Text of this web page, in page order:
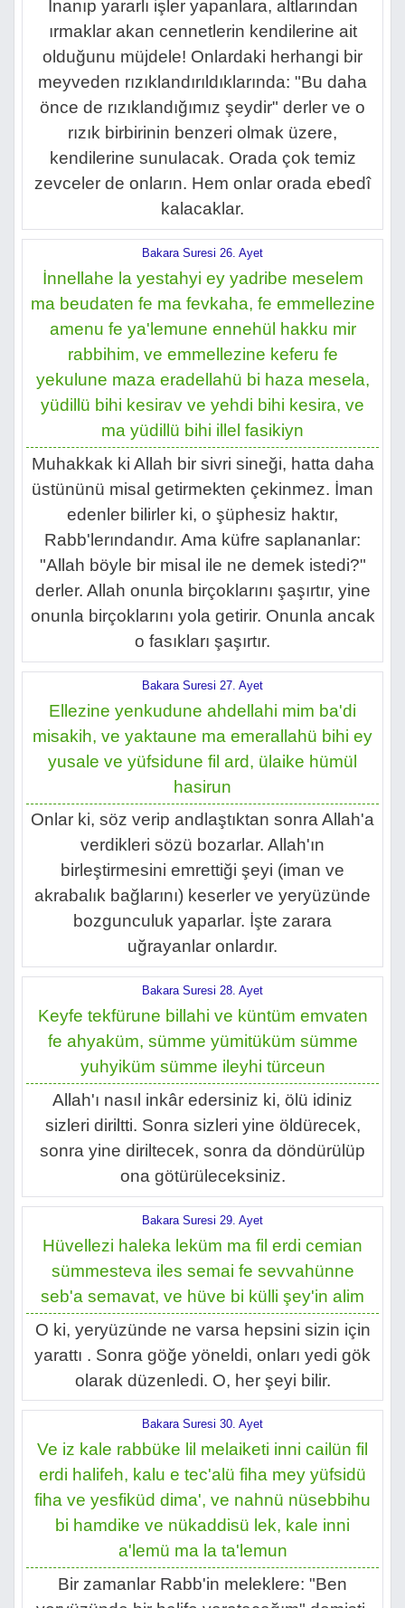
İnanıp yararlı işler yapanlara, altlarından
ırmaklar akan cennetlerin kendilerine ait
olduğunu müjdele! Onlardaki herhangi bir
meyveden rızıklandırıldıklarında: "Bu daha
önce de rızıklandığımız şeydir" derler ve o
rızık birbirinin benzeri olmak üzere,
kendilerine sunulacak. Orada çok temiz
zevceler de onların. Hem onlar orada ebedî
kalacaklar.
Bakara Suresi 26. Ayet
İnnellahe la yestahyi ey yadribe meselem
ma beudaten fe ma fevkaha, fe emmellezine
amenu fe ya'lemune ennehül hakku mir
rabbihim, ve emmellezine keferu fe
yekulune maza eradellahü bi haza mesela,
yüdillü bihi kesirav ve yehdi bihi kesira, ve
ma yüdillü bihi illel fasikiyn
Muhakkak ki Allah bir sivri sineği, hatta daha
üstününü misal getirmekten çekinmez. İman
edenler bilirler ki, o şüphesiz haktır,
Rabb'lerındandır. Ama küfre saplananlar:
"Allah böyle bir misal ile ne demek istedi?"
derler. Allah onunla birçoklarını şaşırtır, yine
onunla birçoklarını yola getirir. Onunla ancak
o fasıkları şaşırtır.
Bakara Suresi 27. Ayet
Ellezine yenkudune ahdellahi mim ba'di
misakih, ve yaktaune ma emerallahü bihi ey
yusale ve yüfsidune fil ard, ülaike hümül
hasirun
Onlar ki, söz verip andlaştıktan sonra Allah'a
verdikleri sözü bozarlar. Allah'ın
birleştirmesini emrettiği şeyi (iman ve
akrabalık bağlarını) keserler ve yeryüzünde
bozgunculuk yaparlar. İşte zarara
uğrayanlar onlardır.
Bakara Suresi 28. Ayet
Keyfe tekfürune billahi ve küntüm emvaten
fe ahyaküm, sümme yümitüküm sümme
yuhyiküm sümme ileyhi türceun
Allah'ı nasıl inkâr edersiniz ki, ölü idiniz
sizleri diriltti. Sonra sizleri yine öldürecek,
sonra yine diriltecek, sonra da döndürülüp
ona götürüleceksiniz.
Bakara Suresi 29. Ayet
Hüvellezi haleka leküm ma fil erdi cemian
sümmesteva iles semai fe sevvahünne
seb'a semavat, ve hüve bi külli şey'in alim
O ki, yeryüzünde ne varsa hepsini sizin için
yarattı . Sonra göğe yöneldi, onları yedi gök
olarak düzenledi. O, her şeyi bilir.
Bakara Suresi 30. Ayet
Ve iz kale rabbüke lil melaiketi inni cailün fil
erdi halifeh, kalu e tec'alü fiha mey yüfsidü
fiha ve yesfiküd dima', ve nahnü nüsebbihu
bi hamdike ve nükaddisü lek, kale inni
a'lemü ma la ta'lemun
Bir zamanlar Rabb'in meleklere: "Ben